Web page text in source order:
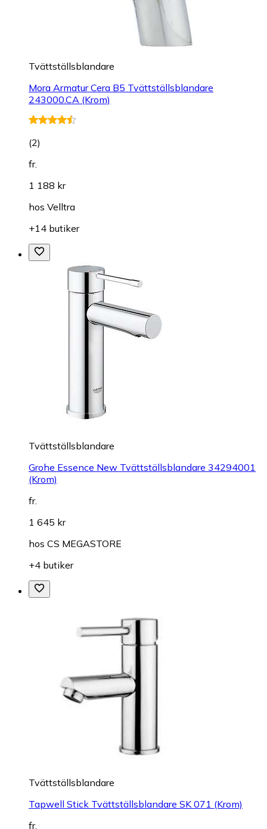
Tvättställsblandare
Mora Armatur Cera B5 Tvättställsblandare
243000.CA (Krom)
(2)
fr.
1 188 kr
hos Velltra
+14 butiker
Tvättställsblandare
Grohe Essence New Tvättställsblandare 34294001
(Krom)
fr.
1 645 kr
hos CS MEGASTORE
+4 butiker
Tvättställsblandare
Tapwell Stick Tvättställsblandare SK 071 (Krom)
fr.